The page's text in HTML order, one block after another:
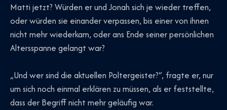
Matti jetzt? Würden er und Jonah sich je wieder treffen,
oder würden sie einander verpassen, bis einer von ihnen
nicht mehr wiederkam, oder ans Ende seiner persönlichen
Altersspanne gelangt war?
„Und wer sind die aktuellen Poltergeister?“, fragte er, nur
um sich noch einmal erklären zu müssen, als er feststellte,
dass der Begriff nicht mehr geläufig war.